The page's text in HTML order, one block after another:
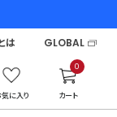
気に入り
0
カート
は GLOBAL